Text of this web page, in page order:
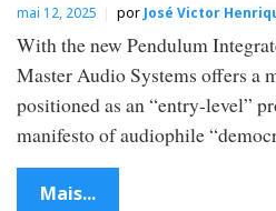
mai 12, 2025 por José Victor
With the new Pendulum
Master Audio Systems offers a
positioned as an “entry-level”
manifesto of audiophile
Mais...